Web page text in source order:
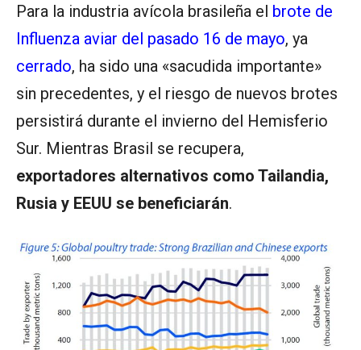
Para la industria avícola brasileña el brote de
Influenza aviar del pasado 16 de mayo, ya
cerrado, ha sido una «sacudida importante»
sin precedentes, y el riesgo de nuevos brotes
persistirá durante el invierno del Hemisferio
Sur. Mientras Brasil se recupera,
exportadores alternativos como Tailandia,
Rusia y EEUU se beneficiarán.